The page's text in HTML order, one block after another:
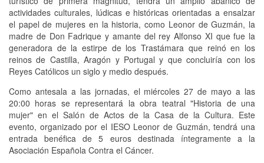
actividades culturales, lúdicas e históricas orientadas a ensalzar
el papel de mujeres en la historia, como Leonor de Guzmán, la
madre de Don Fadrique y amante del rey Alfonso XI que fue la
generadora de la estirpe de los Trastámara que reinó en los
reinos de Castilla, Aragón y Portugal y que concluiría con los
Reyes Católicos un siglo y medio después.
Como antesala a las jornadas, el miércoles 27 de mayo a las
20:00 horas se representará la obra teatral "Historia de una
mujer" en el Salón de Actos de la Casa de la Cultura. Este
evento, organizado por el IESO Leonor de Guzmán, tendrá una
entrada benéfica de 5 euros destinada íntegramente a la
Asociación Española Contra el Cáncer.